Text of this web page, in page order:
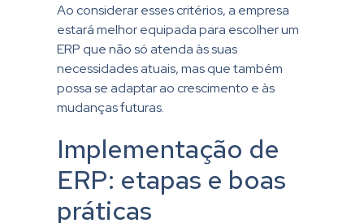
Ao considerar esses critérios, a empresa
estará melhor equipada para escolher um
ERP que não só atenda às suas
necessidades atuais, mas que também
possa se adaptar ao crescimento e às
mudanças futuras.
Implementação de
ERP: etapas e boas
práticas